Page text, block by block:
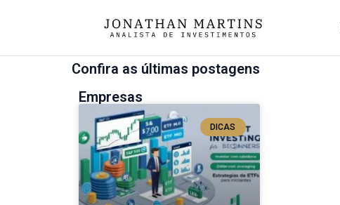
Confira as últimas postagens
Empresas
DICAS